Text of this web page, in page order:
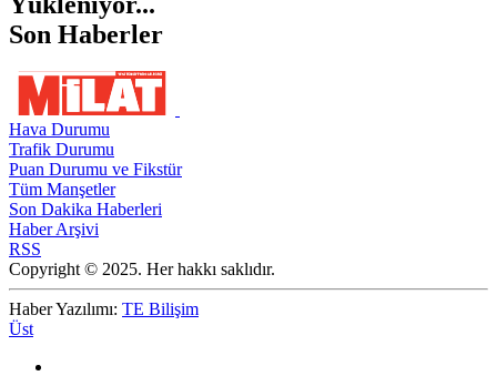
Son Haberler
Hava Durumu
Trafik Durumu
Puan Durumu ve Fikstür
Tüm Manşetler
Son Dakika Haberleri
Haber Arşivi
RSS
Copyright © 2025. Her hakkı saklıdır.
Haber Yazılımı: TE Bilişim
Üst